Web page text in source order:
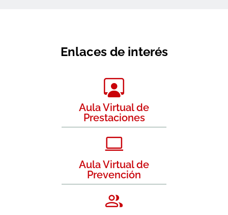
Enlaces de interés
Aula Virtual de
Prestaciones
Aula Virtual de
Prevención